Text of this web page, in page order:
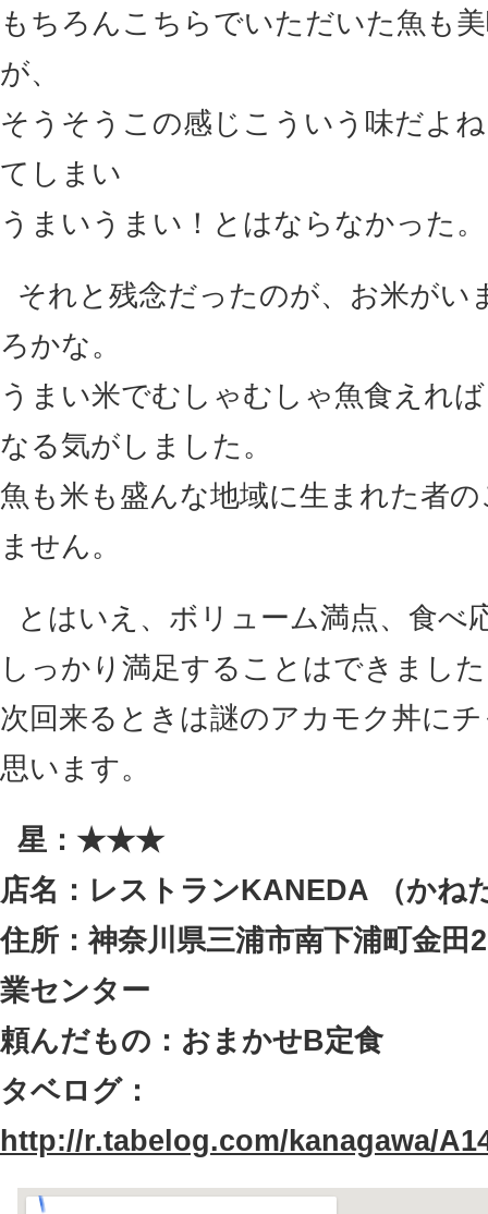
もちろんこちらでいただいた魚も
が、
そうそうこの感じこういう味だよ
てしまい
うまいうまい！とはならなかった。
それと残念だったのが、お米がい
ろかな。
うまい米でむしゃむしゃ魚食えれ
なる気がしました。
魚も米も盛んな地域に生まれた者
ません。
とはいえ、ボリューム満点、食べ
しっかり満足することはできまし
次回来るときは謎のアカモク丼に
思います。
星：★★★
店名：レストランKANEDA （かね
住所：神奈川県三浦市南下浦町金田
業センター
頼んだもの：おまかせB定食
タベログ：
http://r.tabelog.com/kanagawa/